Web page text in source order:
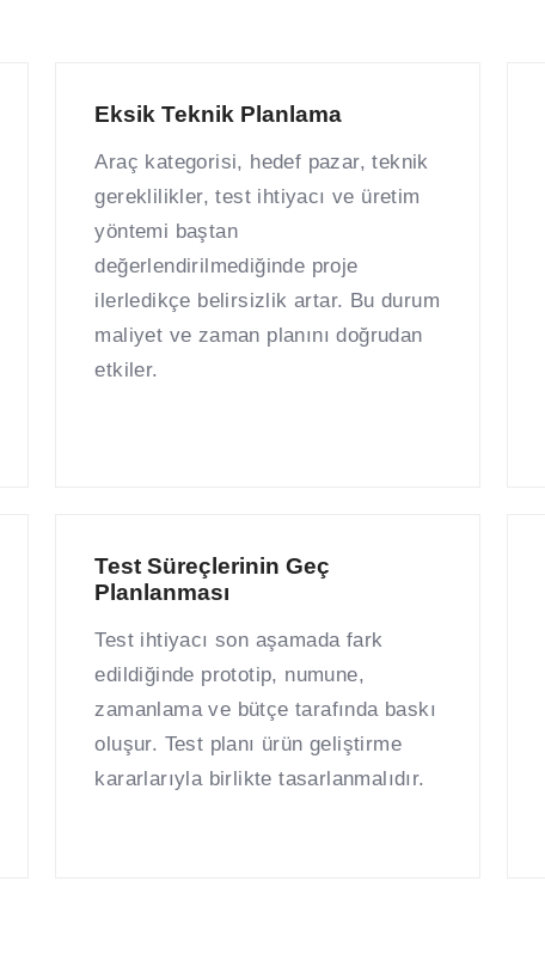
Eksik Teknik Planlama
Araç kategorisi, hedef pazar, teknik
gereklilikler, test ihtiyacı ve üretim
yöntemi baştan
değerlendirilmediğinde proje
ilerledikçe belirsizlik artar. Bu durum
maliyet ve zaman planını doğrudan
etkiler.
Test Süreçlerinin Geç
Planlanması
Test ihtiyacı son aşamada fark
edildiğinde prototip, numune,
zamanlama ve bütçe tarafında baskı
oluşur. Test planı ürün geliştirme
kararlarıyla birlikte tasarlanmalıdır.